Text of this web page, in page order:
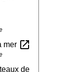
mer open_in_new
de